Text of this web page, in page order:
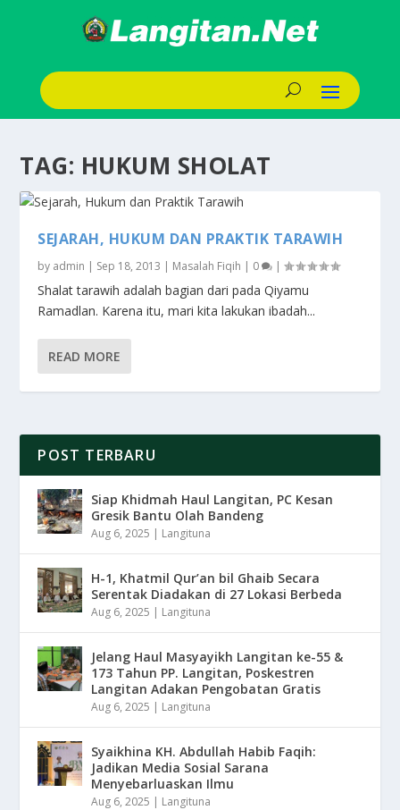
TAG: HUKUM SHOLAT
SEJARAH, HUKUM DAN PRAKTIK TARAWIH
by admin | Sep 18, 2013 | Masalah Fiqih | 0 |
Shalat tarawih adalah bagian dari pada Qiyamu
Ramadlan. Karena itu, mari kita lakukan ibadah...
READ MORE
POST TERBARU
Siap Khidmah Haul Langitan, PC Kesan
Gresik Bantu Olah Bandeng
Aug 6, 2025 | Langituna
H-1, Khatmil Qur’an bil Ghaib Secara
Serentak Diadakan di 27 Lokasi Berbeda
Aug 6, 2025 | Langituna
Jelang Haul Masyayikh Langitan ke-55 &
173 Tahun PP. Langitan, Poskestren
Langitan Adakan Pengobatan Gratis
Aug 6, 2025 | Langituna
Syaikhina KH. Abdullah Habib Faqih:
Jadikan Media Sosial Sarana
Menyebarluaskan Ilmu
Aug 6, 2025 | Langituna